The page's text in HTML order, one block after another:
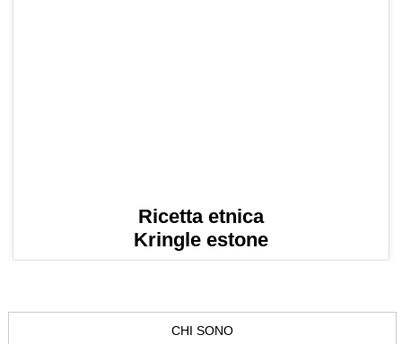
Ricetta etnica
Kringle estone
CHI SONO